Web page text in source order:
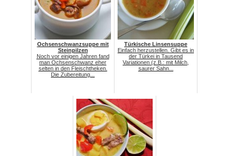
Ochsenschwanzsuppe mit
Steinpilzen
Noch vor einigen Jahren fand
man Ochsenschwanz eher
selten in den Fleischtheken.
Die Zubereitung...
Türkische Linsensuppe
Einfach herzustellen. Gibt es in
der Türkei in Tausend
Variationen (z.B.: mit Milch,
saurer Sahn...